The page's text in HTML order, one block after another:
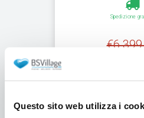
Questo sito web utilizza i
Spedizione